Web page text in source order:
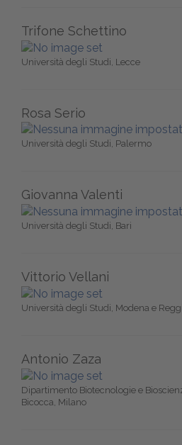
Trifone Schettino
Università degli Studi, Lecce
Rosa Serio
Università degli Studi, Palermo
Giovanna Valenti
Università degli Studi, Bari
Vittorio Vellani
Università degli Studi, Modena e
Antonio Zaza
Dipartimento Biotecnologie e
Bicocca, Milano